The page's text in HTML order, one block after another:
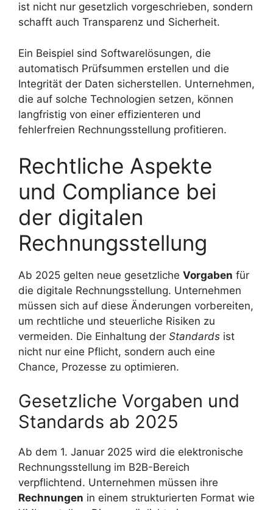
ist nicht nur gesetzlich vorgeschrieben, sondern
schafft auch Transparenz und Sicherheit.
Ein Beispiel sind Softwarelösungen, die
automatisch Prüfsummen erstellen und die
Integrität der Daten sicherstellen. Unternehmen,
die auf solche Technologien setzen, können
langfristig von einer effizienteren und
fehlerfreien Rechnungsstellung profitieren.
Rechtliche Aspekte
und Compliance bei
der digitalen
Rechnungsstellung
Ab 2025 gelten neue gesetzliche Vorgaben für
die digitale Rechnungsstellung. Unternehmen
müssen sich auf diese Änderungen vorbereiten,
um rechtliche und steuerliche Risiken zu
vermeiden. Die Einhaltung der Standards ist
nicht nur eine Pflicht, sondern auch eine
Chance, Prozesse zu optimieren.
Gesetzliche Vorgaben und
Standards ab 2025
Ab dem 1. Januar 2025 wird die elektronische
Rechnungsstellung im B2B-Bereich
verpflichtend. Unternehmen müssen ihre
Rechnungen in einem strukturierten Format wie